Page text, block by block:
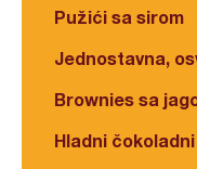
Pužići sa sirom
Jednostavna,
Brownies sa
Hladni